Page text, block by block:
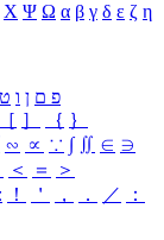
Χ Ψ Ω α β γ δ ε ζ η
פ ם ן ו ט
［ ］ ｛ ｝
∽ ∝ ∵ ∫ ∬ ∈ ∋
＜ ＝
＞
ː ！ ＇ ， ． ／
：